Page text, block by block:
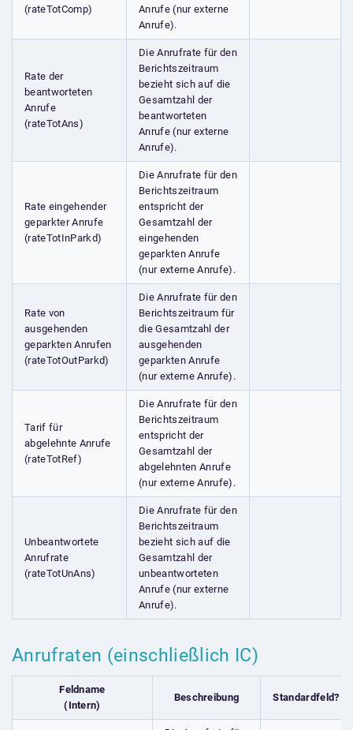
(rateTotComp)
Anrufe (nur externe
Anrufe).
Rate der
beantworteten
Anrufe
(rateTotAns)
Die Anrufrate für den
Berichtszeitraum
bezieht sich auf die
Gesamtzahl der
beantworteten
Anrufe (nur externe
Anrufe).
Rate eingehender
geparkter Anrufe
(rateTotInParkd)
Die Anrufrate für den
Berichtszeitraum
entspricht der
Gesamtzahl der
eingehenden
geparkten Anrufe
(nur externe Anrufe).
Rate von
ausgehenden
geparkten Anrufen
(rateTotOutParkd)
Die Anrufrate für den
Berichtszeitraum für
die Gesamtzahl der
ausgehenden
geparkten Anrufe
(nur externe Anrufe).
Tarif für
abgelehnte Anrufe
(rateTotRef)
Die Anrufrate für den
Berichtszeitraum
entspricht der
Gesamtzahl der
abgelehnten Anrufe
(nur externe Anrufe).
Unbeantwortete
Anrufrate
(rateTotUnAns)
Die Anrufrate für den
Berichtszeitraum
bezieht sich auf die
Gesamtzahl der
unbeantworteten
Anrufe (nur externe
Anrufe).
Anrufraten (einschließlich IC)
Feldname
(Intern)
Beschreibung Standardfeld?